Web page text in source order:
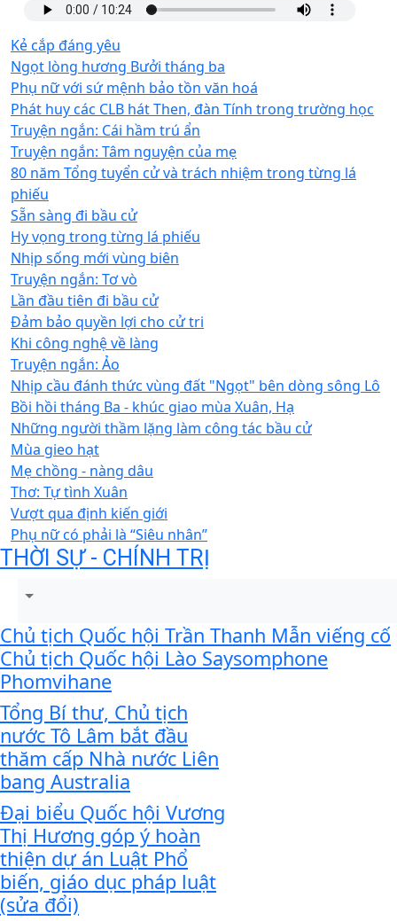
Kẻ cắp đáng yêu
Ngọt lòng hương Bưởi tháng ba
Phụ nữ với sứ mệnh bảo tồn văn hoá
Phát huy các CLB hát Then, đàn Tính trong trường học
Truyện ngắn: Cái hầm trú ẩn
Truyện ngắn: Tâm nguyện của mẹ
80 năm Tổng tuyển cử và trách nhiệm trong từng lá
phiếu
Sẵn sàng đi bầu cử
Hy vọng trong từng lá phiếu
Nhịp sống mới vùng biên
Truyện ngắn: Tơ vò
Lần đầu tiên đi bầu cử
Đảm bảo quyền lợi cho cử tri
Khi công nghệ về làng
Truyện ngắn: Ảo
Nhịp cầu đánh thức vùng đất "Ngọt" bên dòng sông Lô
Bồi hồi tháng Ba - khúc giao mùa Xuân, Hạ
Những người thầm lặng làm công tác bầu cử
Mùa gieo hạt
Mẹ chồng - nàng dâu
Thơ: Tự tình Xuân
Vượt qua định kiến giới
Phụ nữ có phải là “Siêu nhân”
THỜI SỰ - CHÍNH TRỊ
Chủ tịch Quốc hội Trần Thanh Mẫn viếng cố
Chủ tịch Quốc hội Lào Saysomphone
Phomvihane
Tổng Bí thư, Chủ tịch
nước Tô Lâm bắt đầu
thăm cấp Nhà nước Liên
bang Australia
Đại biểu Quốc hội Vương
Thị Hương góp ý hoàn
thiện dự án Luật Phổ
biến, giáo dục pháp luật
(sửa đổi)